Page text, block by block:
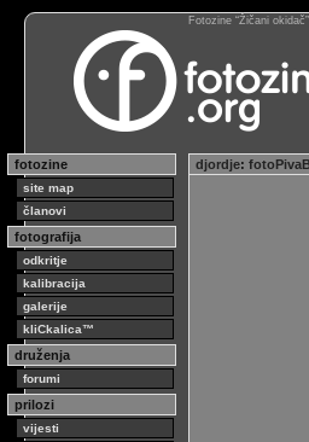
Fotozine “Žičani
fotozine
site map
članovi
fotografija
odkritje
kalibracija
galerije
kliCkalica™
druženja
forumi
prilozi
vijesti
djordje: